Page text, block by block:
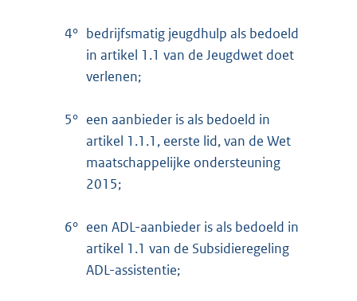
4° bedrijfsmatig jeugdhulp als bedoeld
in artikel 1.1 van de Jeugdwet doet
verlenen;
5° een aanbieder is als bedoeld in
artikel 1.1.1, eerste lid, van de Wet
maatschappelijke ondersteuning
2015;
6° een ADL-aanbieder is als bedoeld in
artikel 1.1 van de Subsidieregeling
ADL-assistentie;